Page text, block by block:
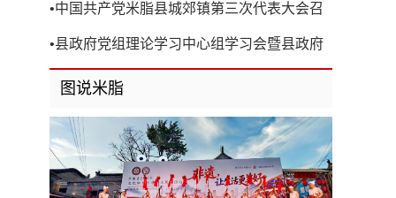
•中国共产党米脂县城郊镇第三次代表大会召
•县政府党组理论学习中心组学习会暨县政府
第8次党组（扩大）会议召开
图说米脂